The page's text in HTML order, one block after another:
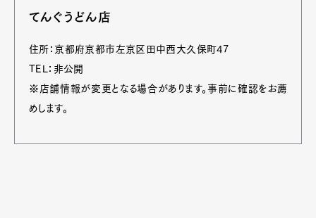
てんぐうどん店
住所：京都府京都市左京区田中西大久保町47
TEL：非公開
※店舗情報が変更となる場合があります。事前に確認をお薦
めします。